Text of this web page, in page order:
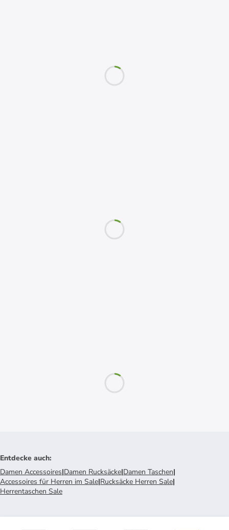
Entdecke auch:
Damen Accessoires|Damen Rucksäcke|Damen Taschen|
Accessoires für Herren im Sale|Rucksäcke Herren Sale|
Herrentaschen Sale